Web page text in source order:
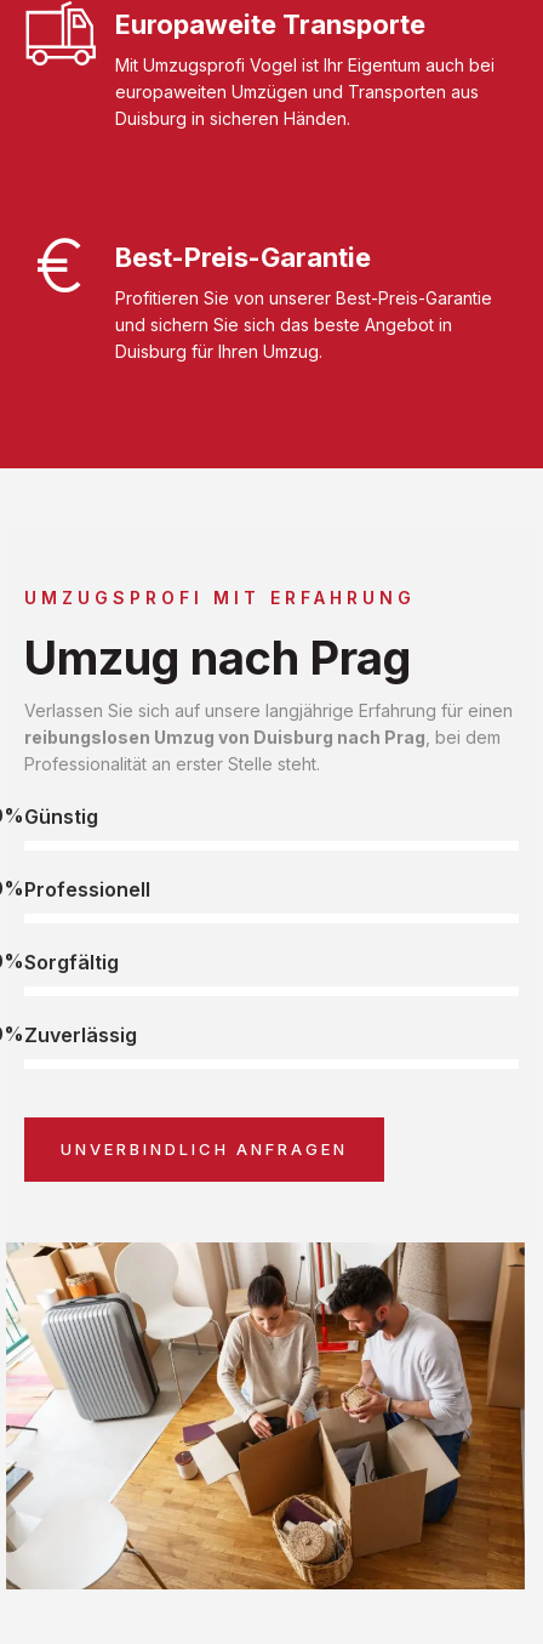
Europaweite Transporte
Mit Umzugsprofi Vogel ist Ihr Eigentum auch bei
europaweiten Umzügen und Transporten aus
Duisburg in sicheren Händen.
Best-Preis-Garantie
Profitieren Sie von unserer Best-Preis-Garantie
und sichern Sie sich das beste Angebot in
Duisburg für Ihren Umzug.
UMZUGSPROFI MIT ERFAHRUNG
Umzug nach Prag
Verlassen Sie sich auf unsere langjährige Erfahrung für einen
reibungslosen Umzug von Duisburg nach Prag , bei dem
Professionalität an erster Stelle steht.
Günstig
Professionell
Sorgfältig
Zuverlässig
UNVERBINDLICH ANFRAGEN